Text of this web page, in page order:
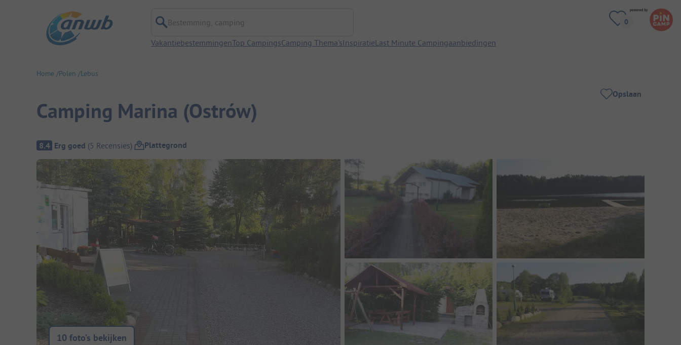
Bestemming, camping
VakantiebestemmingenTop CampingsCamping Thema'sInspiratieLast Minute Campingaanbiedingen
Home Polen Lebus
Camping Marina (Ostrów)
Opslaan
Camping overzicht
8.4 Erg goed (5 Recensies) Plattegrond
10 foto’s bekijken